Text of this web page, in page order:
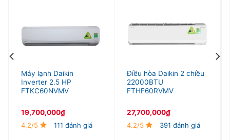
Máy lạnh Daikin
Inverter 2.5 HP
FTKC60NVMV
19,700,000₫
4.2/5
111 đánh giá
Điều hòa Daikin 2 chiều
22000BTU
FTHF60RVMV
27,700,000₫
4.2/5
391 đánh giá